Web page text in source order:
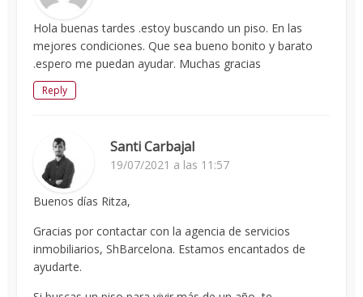
Hola buenas tardes .estoy buscando un piso. En las
mejores condiciones. Que sea bueno bonito y barato
.espero me puedan ayudar. Muchas gracias
Reply
Santi Carbajal
19/07/2021 a las 11:57
Buenos días Ritza,
Gracias por contactar con la agencia de servicios
inmobiliarios, ShBarcelona. Estamos encantados de
ayudarte.